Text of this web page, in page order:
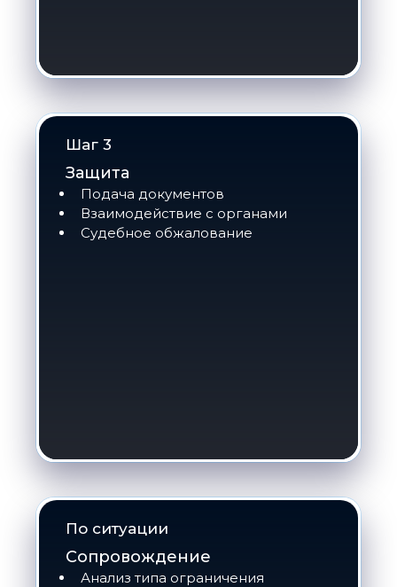
Шаг 3
Защита
Подача документов
Взаимодействие с органами
Судебное обжалование
По ситуации
Сопровождение
Анализ типа ограничения